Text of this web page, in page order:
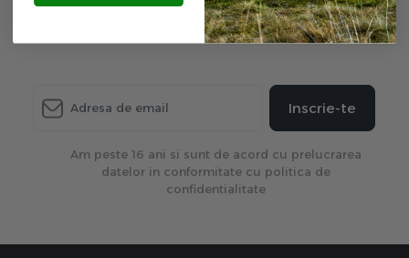
actualizare de produse.
Inscrie-te
Am peste 16 ani si sunt de acord cu prelucrarea
datelor in conformitate cu politica de
confidentialitate